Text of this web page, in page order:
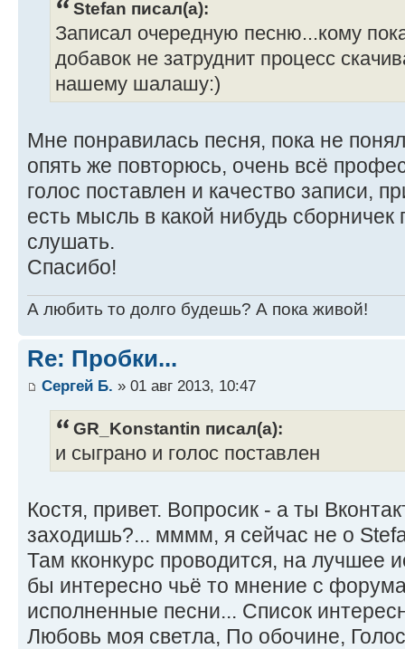
Stefan писал(а):
Записал очередную песню...кому
добавок не затруднит процесс
нашему шалашу:)
Мне понравилась песня, пока не
опять же повторюсь, очень всё
голос поставлен и качество записи,
есть мысль в какой нибудь
слушать.
Спасибо!
А любить то долго будешь? А пока живой!
Re: Пробки...
Сергей Б. » 01 авг 2013, 10:47
GR_Konstantin писал(а):
и сыграно и голос поставлен
Костя, привет. Вопросик - а ты
заходишь?... мммм, я сейчас не о
Там кконкурс проводится, на лучшее
бы интересно чьё то мнение с
исполненные песни... Список
Любовь моя светла, По обочине,